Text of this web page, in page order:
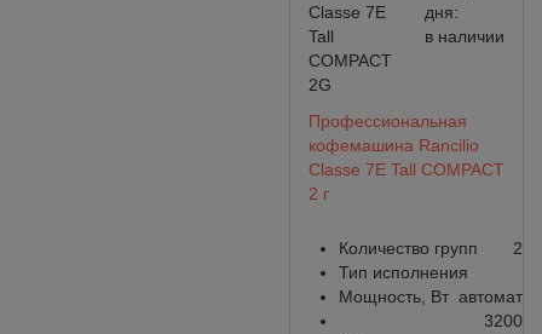
Classe 7E
Tall
COMPACT
2G
дня:
в наличии
Профессиональная
кофемашина Rancilio
Classe 7E Tall COMPACT
2 г
Количество групп
2
Тип исполнения
автомат
Мощность, Вт
3200